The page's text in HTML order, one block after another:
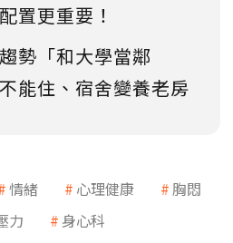
置更重要！
勢「和大學當鄰
能住、宿舍變養老房
情緒 心理健康
胸悶
力 身心科